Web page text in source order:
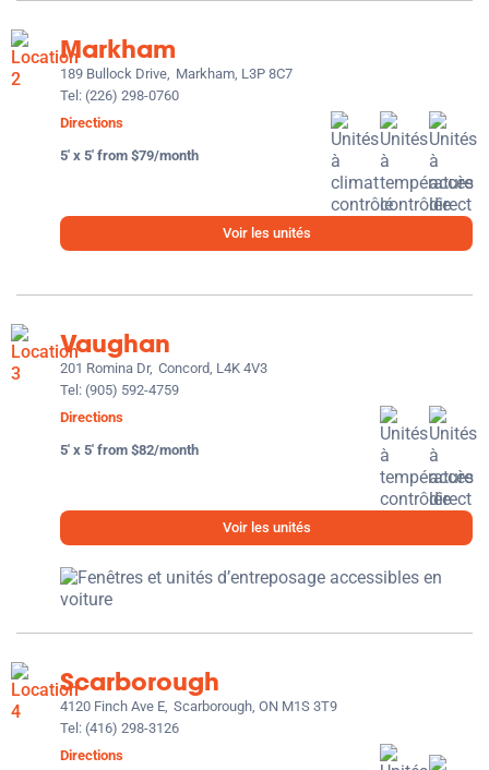
Markham
189 Bullock Drive, Markham, L3P 8C7
Tel: (226) 298-0760
Directions
5' x 5' from $79/month
Voir les unités
Vaughan
201 Romina Dr, Concord, L4K 4V3
Tel: (905) 592-4759
Directions
5' x 5' from $82/month
Voir les unités
Scarborough
4120 Finch Ave E, Scarborough, ON M1S 3T9
Tel: (416) 298-3126
Directions